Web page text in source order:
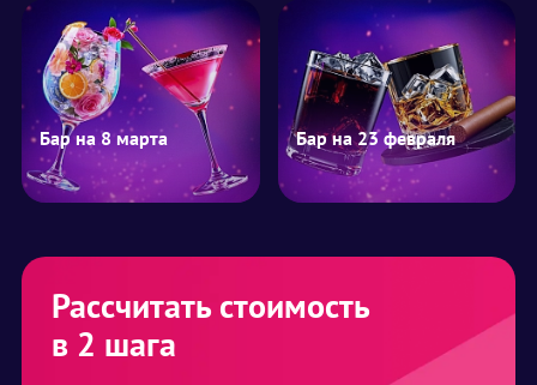
Бар на 8 марта Бар на 23 февраля
Рассчитать стоимость
в 2 шага